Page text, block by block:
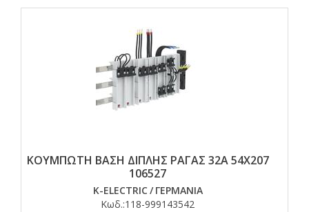
ΚΟΥΜΠΩΤΗ ΒΑΣΗ ΔΙΠΛΗΣ ΡΑΓΑΣ 32A 54X207
106527
K-ELECTRIC/ ΓΕΡΜΑΝΙΑ
Κωδ.:118-999143542